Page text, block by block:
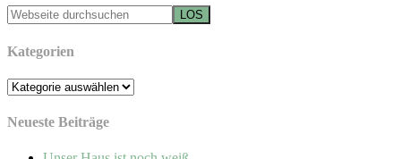
Kategorien
Kategorien
Neueste Beiträge